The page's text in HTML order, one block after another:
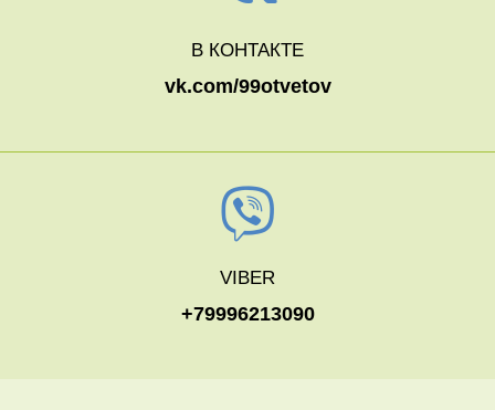
В КОНТАКТЕ
vk.com/99otvetov
VIBER
+79996213090